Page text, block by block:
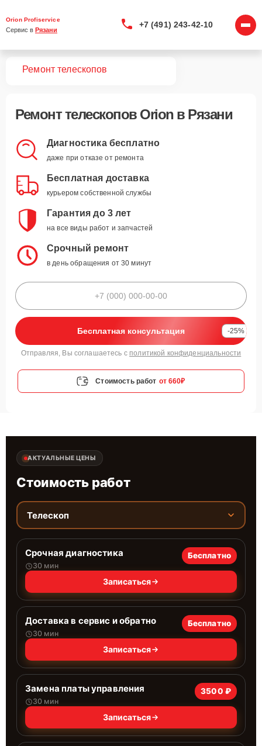
Orion Profiservice
Сервис в Рязани
+7 (491) 243-42-10
Ремонт телескопов
Ремонттелескопов Orionв Рязани
Диагностика бесплатно
даже при отказе от ремонта
Бесплатная доставка
курьером собственной службы
Гарантия до 3 лет
на все виды работ и запчастей
Срочный ремонт
в день обращения от 30 минут
Бесплатная консультация -25%
Отправляя, Вы соглашаетесь с политикой конфиденциальности
Стоимость работ от 660₽
АКТУАЛЬНЫЕ ЦЕНЫ
Стоимость работ
Телескоп
Срочная диагностика
30 мин
Бесплатно
Записаться
Доставка в сервис и обратно
30 мин
Бесплатно
Записаться
Замена платы управления
30 мин
3500 ₽
Записаться